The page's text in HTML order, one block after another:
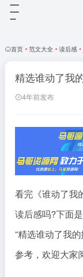
首页 • 范文大全 • 读后感 •
精选谁动了我
4年前发布
看完《谁动了我
读后感吗?下面
“精选谁动了我
参考，欢迎大家